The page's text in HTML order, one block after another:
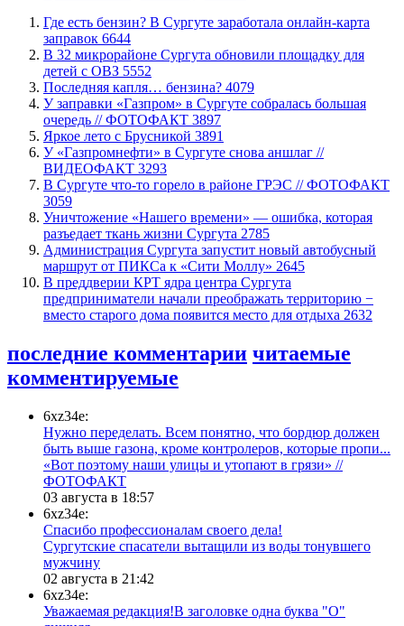
​Где есть бензин? В Сургуте заработала онлайн-карта
заправок 6644
В 32 микрорайоне Сургута обновили площадку для
детей с ОВЗ 5552
​Последняя капля… бензина? 4079
​У заправки «Газпром» в Сургуте собралась большая
очередь // ФОТОФАКТ 3897
Яркое лето с Брусникой 3891
У «Газпромнефти» в Сургуте снова аншлаг //
ВИДЕОФАКТ 3293
​В Сургуте что-то горело в районе ГРЭС // ФОТОФАКТ
3059
​Уничтожение «Нашего времени» — ошибка, которая
разъедает ткань жизни Сургута 2785
​Администрация Сургута запустит новый автобусный
маршрут от ПИКСа к «Сити Моллу» 2645
​В преддверии КРТ ядра центра Сургута
предприниматели начали преображать территорию −
вместо старого дома появится место для отдыха 2632
последние комментарии читаемые
комментируемые
6xz34e:
Нужно переделать. Всем понятно, что бордюр должен
быть выше газона, кроме контролеров, которые пропи...
«Вот поэтому наши улицы и утопают в грязи» //
ФОТОФАКТ
03 августа в 18:57
6xz34e:
Спасибо профессионалам своего дела!
Сургутские спасатели вытащили из воды тонувшего
мужчину
02 августа в 21:42
6xz34e:
Уважаемая редакция!В заголовке одна буква "О"